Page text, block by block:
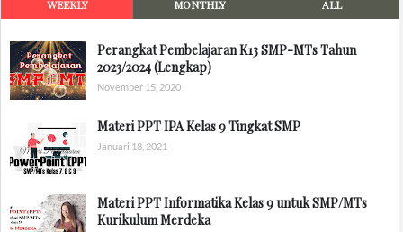
WEEKLY MONTHLY ALL
Perangkat Pembelajaran K13 SMP-MTs Tahun
2023/2024 (Lengkap)
November 15, 2020
Materi PPT IPA Kelas 9 Tingkat SMP
Januari 18, 2021
Materi PPT Informatika Kelas 9 untuk SMP/MTs
Kurikulum Merdeka